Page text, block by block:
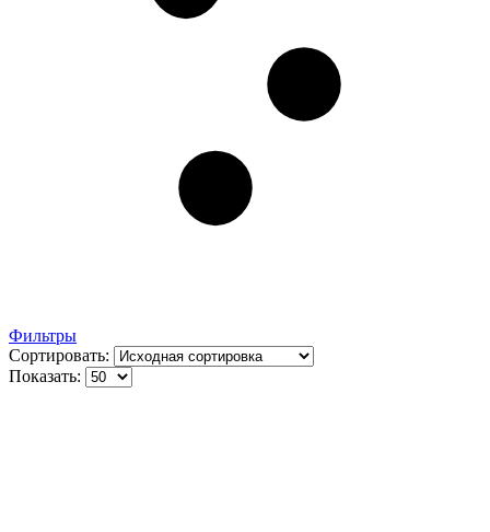
Фильтры
Сортировать:
Показать: